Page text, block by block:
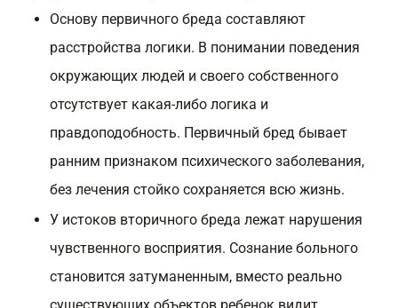
Основу первичного бреда составляют
расстройства логики. В понимании поведения
окружающих людей и своего собственного
отсутствует какая-либо логика и
правдоподобность. Первичный бред бывает
ранним признаком психического заболевания,
без лечения стойко сохраняется всю жизнь.
У истоков вторичного бреда лежат нарушения
чувственного восприятия. Сознание больного
становится затуманенным, вместо реально